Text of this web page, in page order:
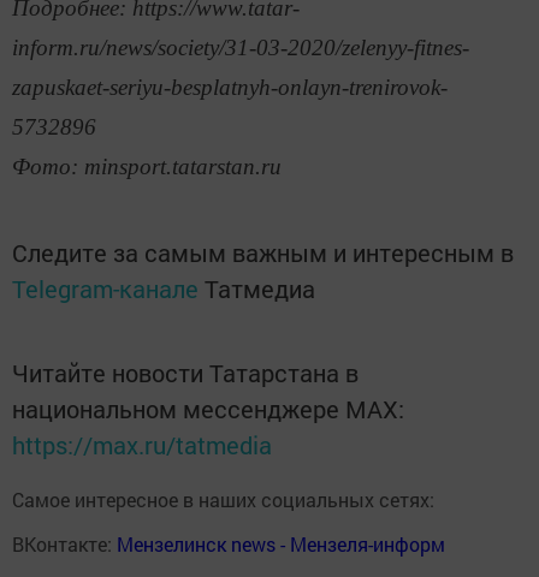
Подробнее: https://www.tatar-
inform.ru/news/society/31-03-2020/zelenyy-fitnes-
zapuskaet-seriyu-besplatnyh-onlayn-trenirovok-
5732896
Фото: minsport.tatarstan.ru
Следите за самым важным и интересным в
Telegram-канале Татмедиа
Читайте новости Татарстана в
национальном мессенджере MАХ:
https://max.ru/tatmedia
Самое интересное в наших социальных сетях:
ВКонтакте: Мензелинск news - Мензеля-информ